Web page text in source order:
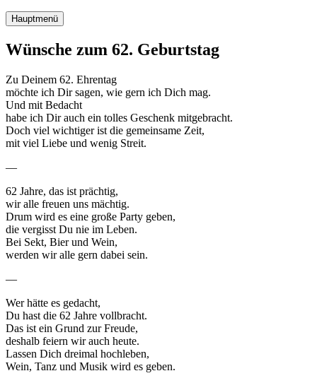
Hauptmenü
Wünsche zum 62. Geburtstag
Zu Deinem 62. Ehrentag
möchte ich Dir sagen, wie gern ich Dich mag.
Und mit Bedacht
habe ich Dir auch ein tolles Geschenk mitgebracht.
Doch viel wichtiger ist die gemeinsame Zeit,
mit viel Liebe und wenig Streit.
—
62 Jahre, das ist prächtig,
wir alle freuen uns mächtig.
Drum wird es eine große Party geben,
die vergisst Du nie im Leben.
Bei Sekt, Bier und Wein,
werden wir alle gern dabei sein.
—
Wer hätte es gedacht,
Du hast die 62 Jahre vollbracht.
Das ist ein Grund zur Freude,
deshalb feiern wir auch heute.
Lassen Dich dreimal hochleben,
Wein, Tanz und Musik wird es geben.